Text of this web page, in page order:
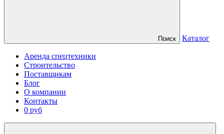
Поиск Каталог
Аренда спецтехники
Строительство
Поставщикам
Блог
О компании
Контакты
0 руб